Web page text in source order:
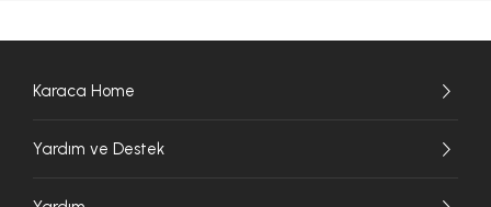
Karaca Home
Yardım ve Destek